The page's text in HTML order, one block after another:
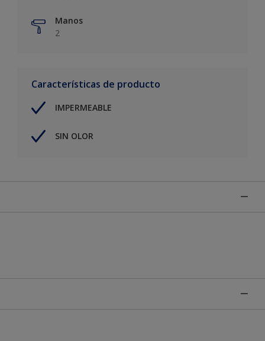
Manos
2
Características de producto
IMPERMEABLE
SIN OLOR